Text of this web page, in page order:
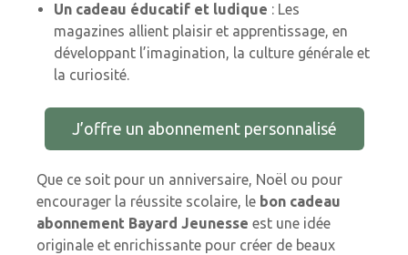
Un cadeau éducatif et ludique : Les
magazines allient plaisir et apprentissage, en
développant l’imagination, la culture générale et
la curiosité.
J’offre un abonnement personnalisé
Que ce soit pour un anniversaire, Noël ou pour
encourager la réussite scolaire, le bon cadeau
abonnement Bayard Jeunesse est une idée
originale et enrichissante pour créer de beaux